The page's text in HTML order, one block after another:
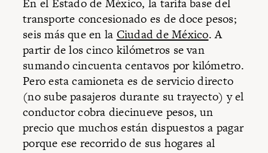
En el Estado de México, la tarifa base del
transporte concesionado es de doce pesos;
seis más que en la Ciudad de México. A
partir de los cinco kilómetros se van
sumando cincuenta centavos por kilómetro.
Pero esta camioneta es de servicio directo
(no sube pasajeros durante su trayecto) y el
conductor cobra diecinueve pesos, un
precio que muchos están dispuestos a pagar
porque ese recorrido de sus hogares al